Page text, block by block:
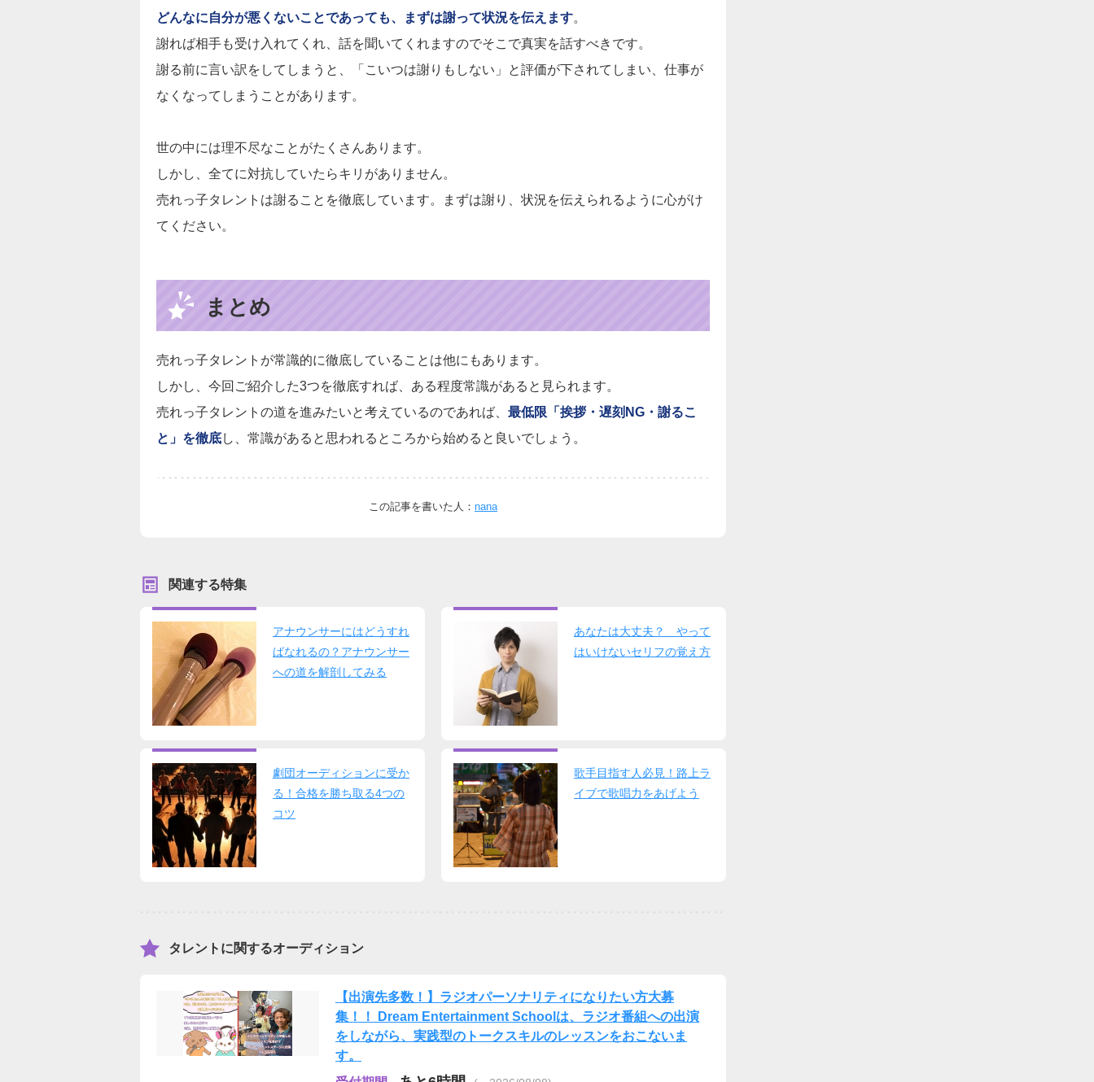
どんなに自分が悪くないことであっても、まずは謝って状況を伝えます。
謝れば相手も受け入れてくれ、話を聞いてくれますのでそこで真実を話すべきです。
謝る前に言い訳をしてしまうと、「こいつは謝りもしない」と評価が下されてしまい、仕事が
なくなってしまうことがあります。
世の中には理不尽なことがたくさんあります。
しかし、全てに対抗していたらキリがありません。
売れっ子タレントは謝ることを徹底しています。まずは謝り、状況を伝えられるように心がけ
てください。
まとめ
売れっ子タレントが常識的に徹底していることは他にもあります。
しかし、今回ご紹介した3つを徹底すれば、ある程度常識があると見られます。
売れっ子タレントの道を進みたいと考えているのであれば、 最低限「挨拶・遅刻NG・謝るこ
と」を徹底し、常識があると思われるところから始めると良いでしょう。
この記事を書いた人： nana
関連する特集
アナウンサーにはどうすれ
ばなれるの？アナウンサー
への道を解剖してみる
あなたは大丈夫？ やって
はいけないセリフの覚え方
劇団オーディションに受か
る！合格を勝ち取る4つの
コツ
歌手目指す人必見！路上ラ
イブで歌唱力をあげよう
タレントに関するオーディション
【出演先多数！】ラジオパーソナリティになりたい方大募
集！！ Dream Entertainment Schoolは、ラジオ番組への出演
をしながら、実践型のトークスキルのレッスンをおこないま
す。